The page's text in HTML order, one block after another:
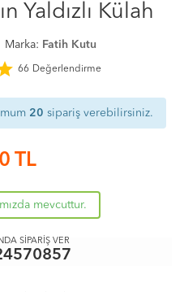
Yaldızlı Külah
Marka: Fatih Kutu
66 Değerlendirme
20 sipariş verebilirsiniz.
TL
mevcuttur.
SİPARİŞ VER